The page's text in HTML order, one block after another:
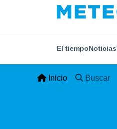
El tiempoNoticias
Inicio Buscar